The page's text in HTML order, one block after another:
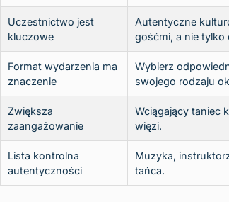
Uczestnictwo jest
kluczowe
Autentyczne
gośćmi, a nie tylko
Format wydarzenia ma
znaczenie
Wybierz
swojego rodzaju
Zwiększa
zaangażowanie
Wciągający taniec
więzi.
Lista kontrolna
autentyczności
Muzyka,
tańca.